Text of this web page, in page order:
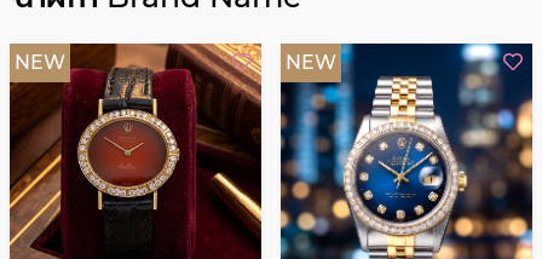
฿ 799,000 ฿ 1,590,000
฿ 3,900,000 - 59 %
ดูทั้งหมด
นาฬิกา Brand Name
NEW NEW